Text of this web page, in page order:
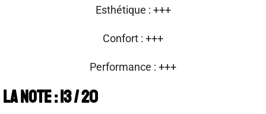
Esthétique : +++
Confort : +++
Performance : +++
La note : 13 / 20